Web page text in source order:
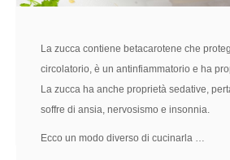
La zucca contiene betacarotene che
circolatorio, è un antinfiammatorio e ha
La zucca ha anche proprietà sedative,
soffre di ansia, nervosismo e insonnia.
Ecco un modo diverso di cucinarla …